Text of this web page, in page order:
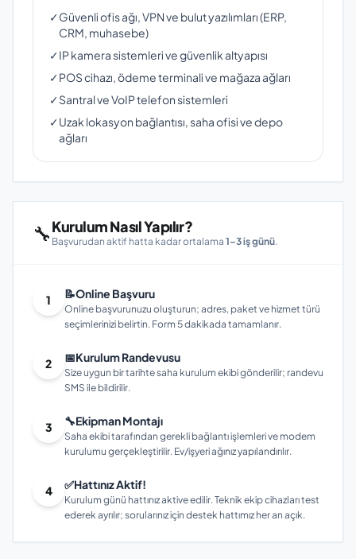
✓Güvenli ofis ağı, VPN ve bulut yazılımları (ERP,
CRM, muhasebe)
✓IP kamera sistemleri ve güvenlik altyapısı
✓POS cihazı, ödeme terminali ve mağaza ağları
✓Santral ve VoIP telefon sistemleri
✓Uzak lokasyon bağlantısı, saha ofisi ve depo
ağları
🔧Kurulum Nasıl Yapılır?
Başvurudan aktif hatta kadar ortalama 1–3 iş günü.
1 📝Online Başvuru
Online başvurunuzu oluşturun; adres, paket ve hizmet türü
seçimlerinizi belirtin. Form 5 dakikada tamamlanır.
2 📅Kurulum Randevusu
Size uygun bir tarihte saha kurulum ekibi gönderilir; randevu
SMS ile bildirilir.
3 🔧Ekipman Montajı
Saha ekibi tarafından gerekli bağlantı işlemleri ve modem
kurulumu gerçekleştirilir. Ev/işyeri ağınız yapılandırılır.
4 ✅Hattınız Aktif!
Kurulum günü hattınız aktive edilir. Teknik ekip cihazları test
ederek ayrılır; sorularınız için destek hattımız her an açık.